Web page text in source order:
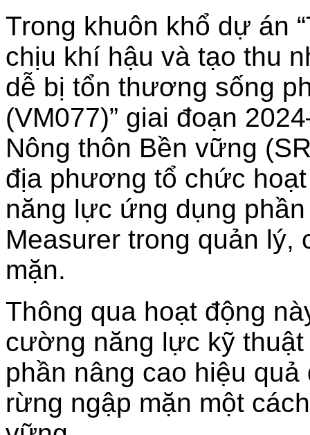
Trong khuôn khổ dự án
chịu khí hậu và tạo thu
dễ bị tổn thương sống
(VM077)” giai đoạn
Nông thôn Bền vững
địa phương tổ chức
năng lực ứng dụng
Measurer trong quản lý,
mặn.
Thông qua hoạt động
cường năng lực kỹ
phần nâng cao hiệu
rừng ngập mặn một